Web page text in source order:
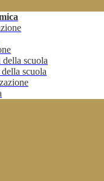
scuola
scuola